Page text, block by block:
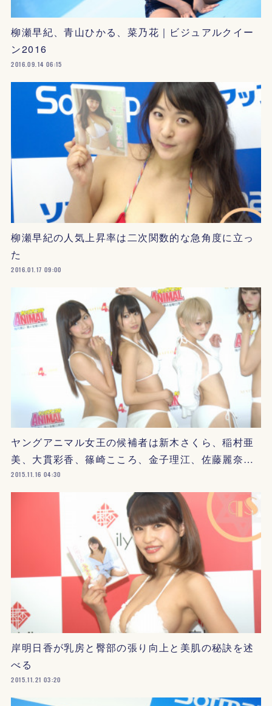
柳瀬早紀、青山ひかる、菜乃花｜ビジュアルクイー
ン2016
2016.09.14 06:15
柳瀬早紀の人気上昇率は二次関数的な急角度に立っ
た
2016.01.17 09:00
ヤングアニマル女王の候補者は新木さくら、稲村亜
美、大貫彩香、篠崎こころ、金子理江、佐藤麗奈…
2015.11.16 04:30
岸明日香が乳房と臀部の張り向上と美肌の秘訣を述
べる
2015.11.21 03:20